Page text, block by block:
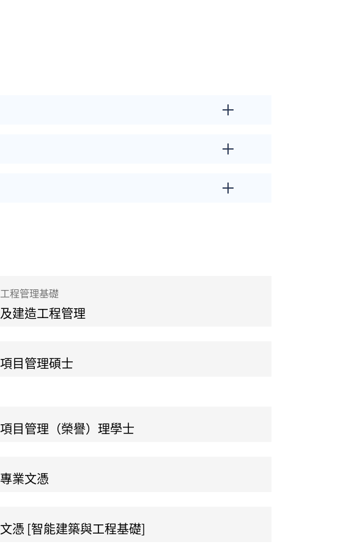
程管理基礎
建造工程管理
目管理碩士
目管理（榮譽）理學士
業文憑
憑 [智能建築與工程基礎]